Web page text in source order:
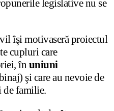
legislative nu se
îşi motivaseră proiectul
cupluri care
în uniuni
şi care au nevoie de
de familie.